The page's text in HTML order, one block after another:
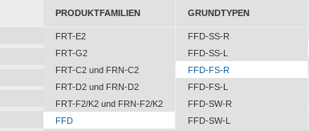
PRODUKTFAMILIEN
FRT-E2
FRT-G2
FRT-C2 und FRN-C2
FRT-D2 und FRN-D2
FRT-F2/K2 und FRN-F2/K2
FFD
GRUNDTYPEN
FFD-SS-R
FFD-SS-L
FFD-FS-R
FFD-FS-L
FFD-SW-R
FFD-SW-L